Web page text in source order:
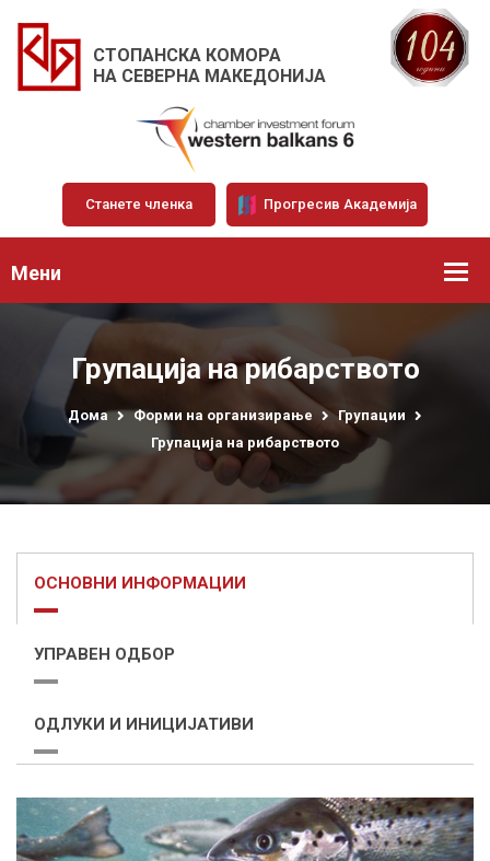
СТОПАНСКА КОМОРА
НА СЕВЕРНА МАКЕДОНИЈА
Станете членка Прогресив Академија
Мени
Групација на рибарството
Дома Форми на организирање
Групации
Групација на рибарството
ОСНОВНИ ИНФОРМАЦИИ
УПРАВЕН ОДБОР
ОДЛУКИ И ИНИЦИЈАТИВИ